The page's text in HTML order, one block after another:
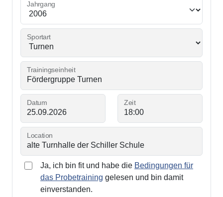
Jahrgang
Sportart
Trainingseinheit
Datum Zeit
Location
Ja, ich bin fit und habe die Bedingungen für
das Probetraining gelesen und bin damit
einverstanden.